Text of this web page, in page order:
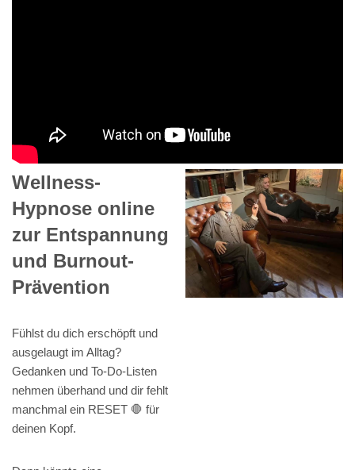
Wellness-
Hypnose online
zur Entspannung
und Burnout-
Prävention
Fühlst du dich erschöpft und
ausgelaugt im Alltag?
Gedanken und To-Do-Listen
nehmen überhand und dir fehlt
manchmal ein RESET 🛑 für
deinen Kopf.